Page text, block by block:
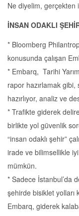
Ne diyelim, gerçekten
İNSAN ODAKLI
* Bloomberg
konusunda çalışan
* Embarq, Tarihi
rapor hazırlamak gibi,
hazırlıyor, analiz ve
* Trafikte giderek
birlikte yol güvenlik
“insan odaklı şehir”
irade ve bilimsellikle
mümkün.
* Sadece İstanbul’da
şehirde bisiklet yolları
Embarq, giderek